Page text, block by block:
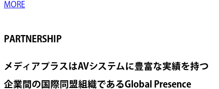
MORE
PARTNERSHIP
メディアプラスはAVシステムに豊富な実績を持つ
企業間の国際同盟組織であるGlobal Presence